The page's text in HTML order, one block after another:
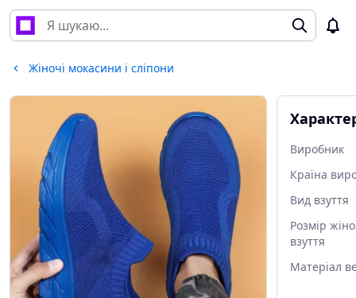
Жіночі мокасини і сліпони
Виробник
Країна
Вид взуття
Розмір
взуття
Матеріал